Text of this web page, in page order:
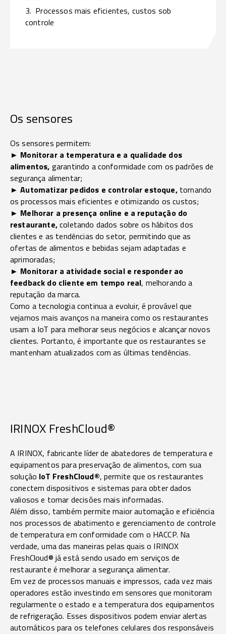
3. Processos mais eficientes, custos sob
controle
Os sensores
Os sensores permitem:
► Monitorar a temperatura e a qualidade dos
alimentos, garantindo a conformidade com os padrões de
segurança alimentar;
► Automatizar pedidos e controlar estoque,tornando
os processos mais eficientes e otimizando os custos;
► Melhorar a presença online e a reputação do
restaurante,coletando dados sobre os hábitos dos
clientes e as tendências do setor, permitindo que as
ofertas de alimentos e bebidas sejam adaptadas e
aprimoradas;
► Monitorar a atividade social e responder ao
feedback do cliente em tempo real, melhorando a
reputação da marca.
Como a tecnologia continua a evoluir, é provável que
vejamos mais avanços na maneira como os restaurantes
usam a IoT para melhorar seus negócios e alcançar novos
clientes. Portanto, é importante que os restaurantes se
mantenham atualizados com as últimas tendências.
IRINOX FreshCloud®
A IRINOX, fabricante líder de abatedores de temperaturae
equipamentos parapreservação de alimentos, com sua
solução IoT FreshCloud®, permite que os restaurantes
conectem dispositivos e sistemas para obter dados
valiosos e tomar decisões mais informadas.
Além disso, também permite maior automação e eficiência
nos processos de abatimento e gerenciamento de controle
de temperatura em conformidade com o HACCP. Na
verdade, uma das maneiras pelas quais o IRINOX
FreshCloud® já está sendo usado em serviços de
restaurante é melhorar asegurança alimentar.
Em vez de processos manuais e impressos, cada vez mais
operadores estão investindo em sensores que monitoram
regularmente o estado e a temperatura dos equipamentos
de refrigeração. Esses dispositivos podem enviar alertas
automáticos para os telefones celulares dos responsáveis